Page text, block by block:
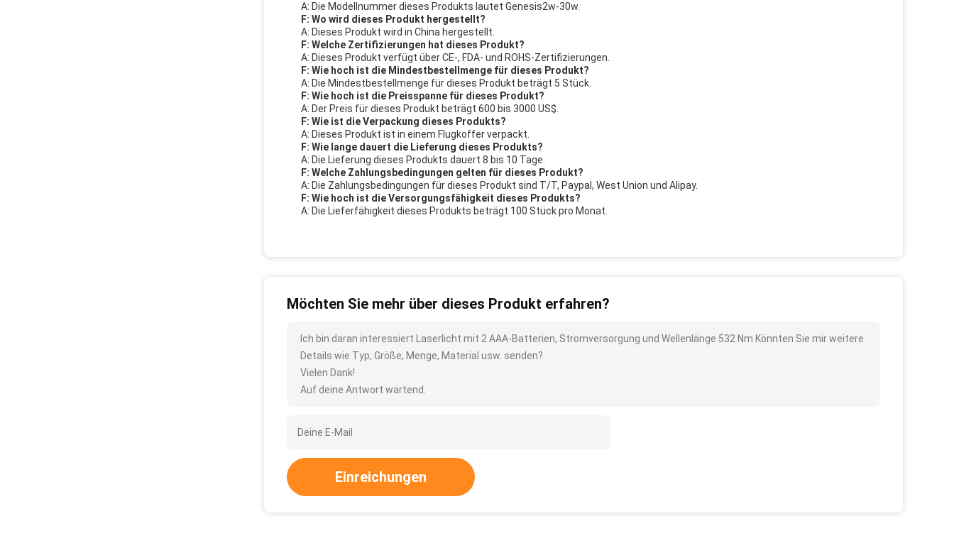
A: Die Modellnummer dieses Produkts lautet Genesis2w-30w.
F: Wo wird dieses Produkt hergestellt?
A: Dieses Produkt wird in China hergestellt.
F: Welche Zertifizierungen hat dieses Produkt?
A: Dieses Produkt verfügt über CE-, FDA- und ROHS-Zertifizierungen.
F: Wie hoch ist die Mindestbestellmenge für dieses Produkt?
A: Die Mindestbestellmenge für dieses Produkt beträgt 5 Stück.
F: Wie hoch ist die Preisspanne für dieses Produkt?
A: Der Preis für dieses Produkt beträgt 600 bis 3000 US$.
F: Wie ist die Verpackung dieses Produkts?
A: Dieses Produkt ist in einem Flugkoffer verpackt.
F: Wie lange dauert die Lieferung dieses Produkts?
A: Die Lieferung dieses Produkts dauert 8 bis 10 Tage.
F: Welche Zahlungsbedingungen gelten für dieses Produkt?
A: Die Zahlungsbedingungen für dieses Produkt sind T/T, Paypal, West Union und Alipay.
F: Wie hoch ist die Versorgungsfähigkeit dieses Produkts?
A: Die Lieferfähigkeit dieses Produkts beträgt 100 Stück pro Monat.
Möchten Sie mehr über dieses Produkt erfahren?
Ich bin daran interessiert Laserlicht mit 2 AAA-Batterien, Stromversorgung und Wellenlänge 532 Nm Könnten Sie mir weitere
Details wie Typ, Größe, Menge, Material usw. senden?
Vielen Dank!
Auf deine Antwort wartend.
Einreichungen